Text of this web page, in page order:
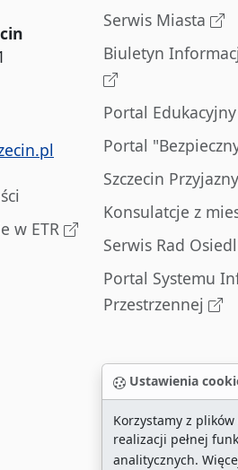
Ustawienia
Korzystamy z
realizacji pełnej
analitycznych.
w ETR
Serwis Miasta
Biuletyn
Portal Edukacyjny
Portal
Szczecin
Konsulatcje z
Serwis Rad
Portal Systemu
Przestrzennej